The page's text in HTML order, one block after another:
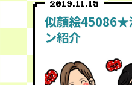
2019.11.15
似顔絵45086★
ン紹介